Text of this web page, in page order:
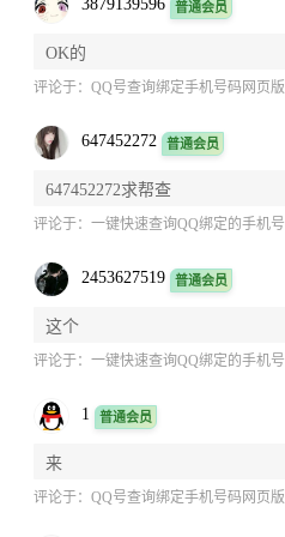
3879139596 普通会员
OK的
评论于：QQ号查询绑定手机号码网页版
647452272 普通会员
647452272求帮查
评论于：一键快速查询QQ绑定的手机号
2453627519 普通会员
这个
评论于：一键快速查询QQ绑定的手机号
1 普通会员
来
评论于：QQ号查询绑定手机号码网页版